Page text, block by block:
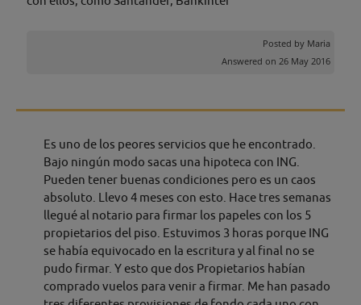
Posted by Maria
Answered on 26 May 2016
Es uno de los peores servicios que he encontrado.
Bajo ningún modo sacas una hipoteca con ING.
Pueden tener buenas condiciones pero es un caos
absoluto. Llevo 4 meses con esto. Hace tres semanas
llegué al notario para firmar los papeles con los 5
propietarios del piso. Estuvimos 3 horas porque ING
se había equivocado en la escritura y al final no se
pudo firmar. Y esto que dos Propietarios habían
comprado vuelos para venir a firmar. Me han pasado